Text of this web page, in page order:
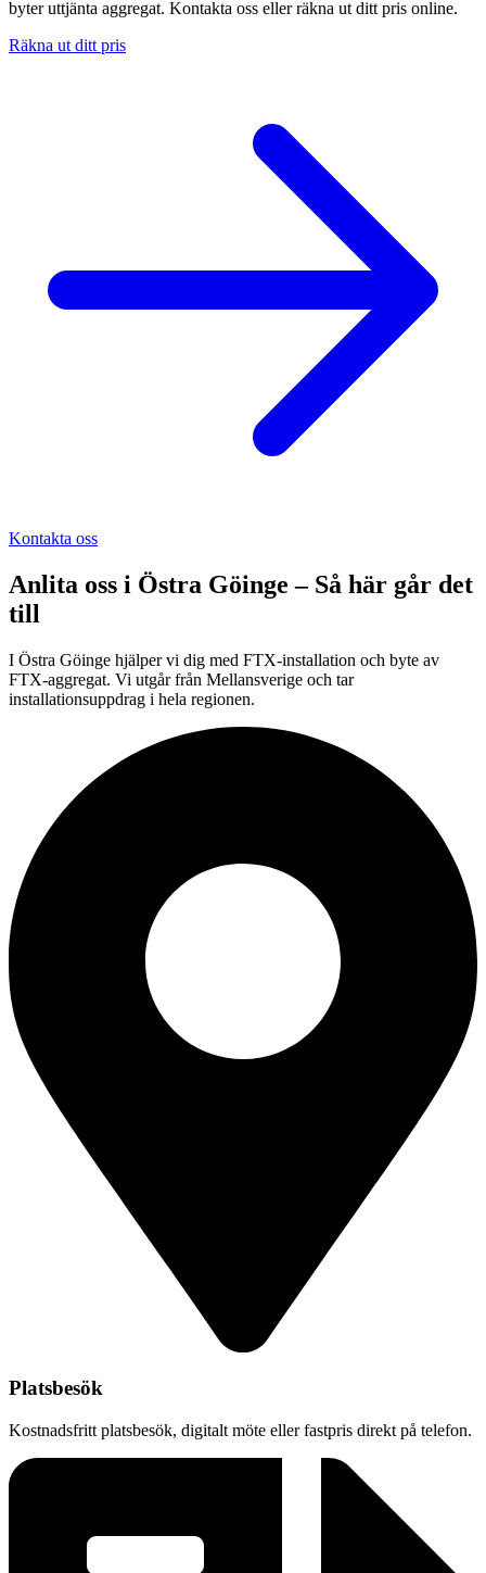
byter uttjänta aggregat. Kontakta oss eller räkna ut ditt pris online.
Räkna ut ditt pris
Kontakta oss
Anlita oss i Östra Göinge – Så här går det
till
I Östra Göinge hjälper vi dig med FTX-installation och byte av
FTX-aggregat. Vi utgår från Mellansverige och tar
installationsuppdrag i hela regionen.
Platsbesök
Kostnadsfritt platsbesök, digitalt möte eller fastpris direkt på telefon.